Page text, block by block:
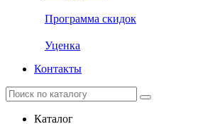
Программа скидок
Уценка
Контакты
Каталог